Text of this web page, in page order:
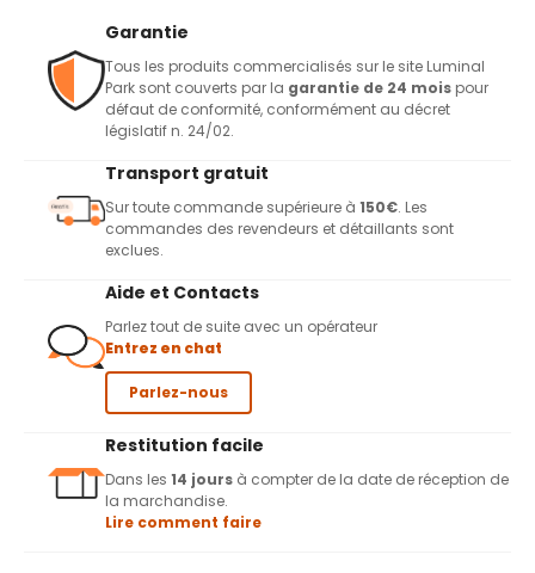
Garantie
Tous les produits commercialisés sur le site Luminal
Park sont couverts par la garantie de 24 mois pour
défaut de conformité, conformément au décret
législatif n. 24/02.
Transport gratuit
Sur toute commande supérieure à 150€. Les
commandes des revendeurs et détaillants sont
exclues.
Aide et Contacts
Parlez tout de suite avec un opérateur
Entrez en chat
Parlez-nous
Restitution facile
Dans les 14 jours à compter de la date de réception de
la marchandise.
Lire comment faire